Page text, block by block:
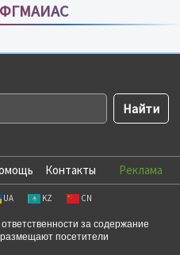
ФГМАИАС
по:имени;рейтингу;отзывам
Контакты Реклама
UA KZ CN
за содержание
посетители